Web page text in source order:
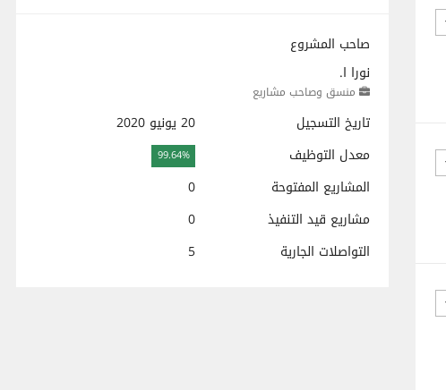
صاحب المشروع
نورا ا.
منسق وصاحب مشاريع
تاريخ التسجيل
20 يونيو 2020
معدل التوظيف
99.64%
المشاريع المفتوحة
0
مشاريع قيد التنفيذ
0
التواصلات الجارية
5